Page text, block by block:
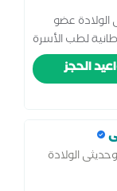
عضو
لطب الأسرة
عضو الجمعية الأوروبية لإنعاش القلب خبرة 13 عام مدير
العام
الحجز
الولادة
د دكتوراه طب